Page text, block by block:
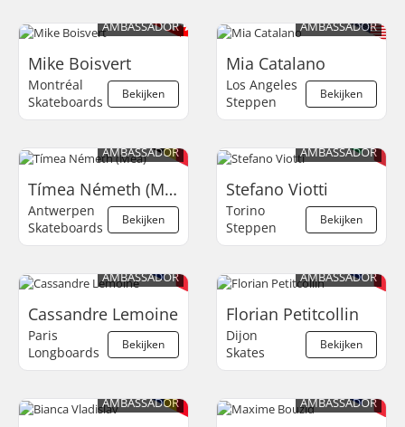
AMBASSADOR
Mike Boisvert
Bekijken
Montréal
Skateboards
AMBASSADOR
Mia Catalano
Bekijken
Los Angeles
Steppen
AMBASSADOR
Tímea Németh (Mea)
Bekijken
Antwerpen
Skateboards
AMBASSADOR
Stefano Viotti
Bekijken
Torino
Steppen
AMBASSADOR
Cassandre Lemoine
Bekijken
Paris
Longboards
AMBASSADOR
Florian Petitcollin
Bekijken
Dijon
Skates
AMBASSADOR AMBASSADOR